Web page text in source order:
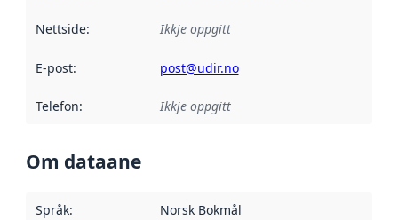
Nettside: Ikkje oppgitt
E-post: post@udir.no
Telefon: Ikkje oppgitt
Om dataane
Språk: Norsk Bokmål